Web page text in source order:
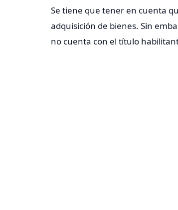
Se tiene que tener en cuenta
adquisición de bienes. Sin
no cuenta con el título